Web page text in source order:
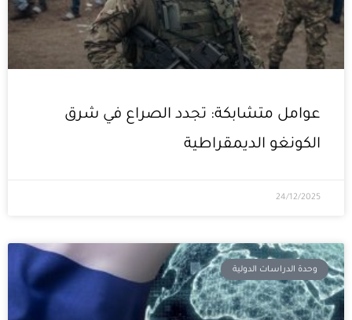
عوامل متشابكة: تجدد الصراع في شرق
الكونغو الديمقراطية
24/12/2025
وحدة الدراسات الدولية